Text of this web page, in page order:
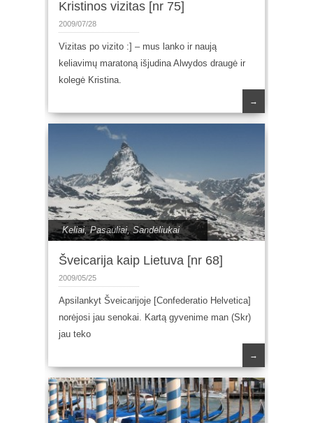
Kristinos vizitas [nr 75]
2009/07/28
Vizitas po vizito :] – mus lanko ir naują
keliavimų maratoną išjudina Alwydos draugė ir
kolegė Kristina.
→
Keliai,Pasauliai,Sandėliukai
Šveicarija kaip Lietuva [nr 68]
2009/05/25
Apsilankyt Šveicarijoje [Confederatio Helvetica]
norėjosi jau senokai. Kartą gyvenime man (Skr)
jau teko
→